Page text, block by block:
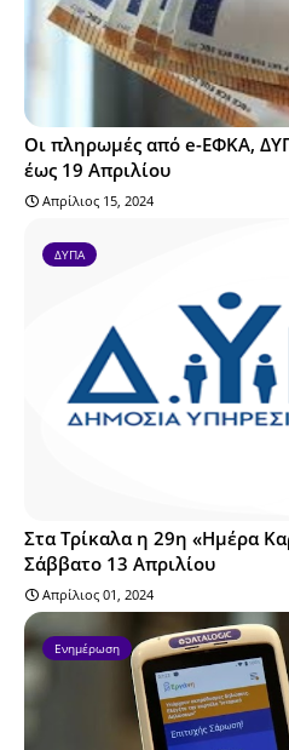
Οι πληρωμές από e-ΕΦΚΑ,
έως 19 Απριλίου
Απρίλιος 15, 2024
ΔΥΠΑ
Στα Τρίκαλα η 29η «Ημέρα
Σάββατο 13 Απριλίου
Απρίλιος 01, 2024
Ενημέρωση